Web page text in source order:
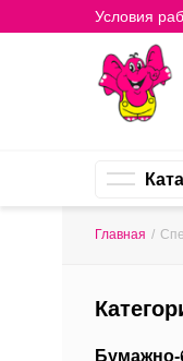
Условия
Главная /
Бумажно-